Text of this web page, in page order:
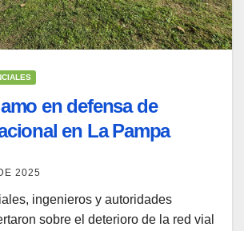
en defensa de
en La Pampa
2025
ingenieros y autoridades
sobre el deterioro de la red vial